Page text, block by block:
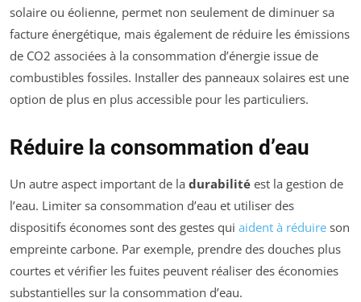
solaire ou éolienne, permet non seulement de diminuer sa
facture énergétique, mais également de réduire les émissions
de CO2 associées à la consommation d’énergie issue de
combustibles fossiles. Installer des panneaux solaires est une
option de plus en plus accessible pour les particuliers.
Réduire la consommation d’eau
Un autre aspect important de la durabilité est la gestion de
l’eau. Limiter sa consommation d’eau et utiliser des
dispositifs économes sont des gestes qui aident à réduire son
empreinte carbone. Par exemple, prendre des douches plus
courtes et vérifier les fuites peuvent réaliser des économies
substantielles sur la consommation d’eau.